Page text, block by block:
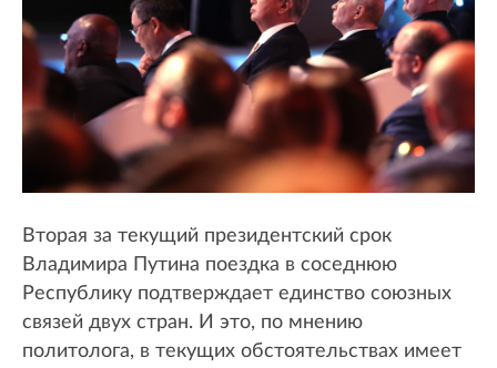
Вторая за текущий президентский срок
Владимира Путина поездка в соседнюю
Республику подтверждает единство союзных
связей двух стран. И это, по мнению
политолога, в текущих обстоятельствах имеет